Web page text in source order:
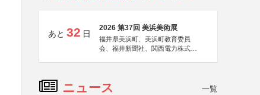
あと 32 日
2026 第37回 美浜美術展
福井県美浜町、美浜町教育委員
会、福井新聞社、関西電力株式会
ニュース 一覧